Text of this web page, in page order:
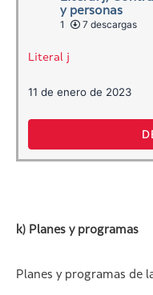
y personas
1
7 descargas
Literal j
11 de enero de 2023
k) Planes y programas
Planes y programas de